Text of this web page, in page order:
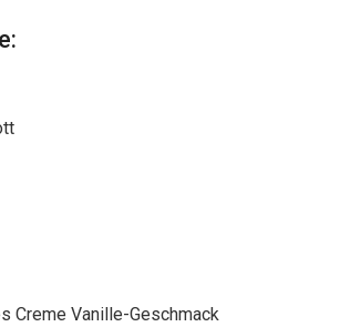
Creme Vanille-Geschmack